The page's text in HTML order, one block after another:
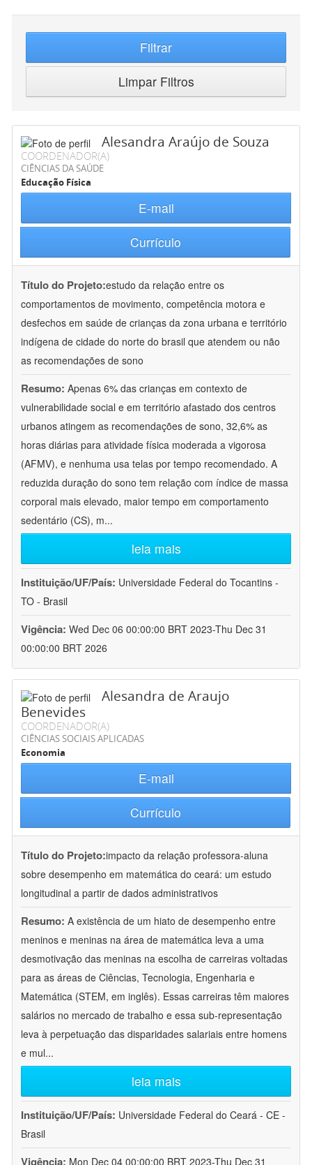
Filtrar
Limpar Filtros
Alesandra Araújo de Souza
COORDENADOR(A)
CIÊNCIAS DA SAÚDE
Educação Física
E-mail
Currículo
Título do Projeto:estudo da relação entre os
comportamentos de movimento, competência motora e
desfechos em saúde de crianças da zona urbana e território
indígena de cidade do norte do brasil que atendem ou não
as recomendações de sono
Resumo: Apenas 6% das crianças em contexto de
vulnerabilidade social e em território afastado dos centros
urbanos atingem as recomendações de sono, 32,6% as
horas diárias para atividade física moderada a vigorosa
(AFMV), e nenhuma usa telas por tempo recomendado. A
reduzida duração do sono tem relação com índice de massa
corporal mais elevado, maior tempo em comportamento
sedentário (CS), m...
leia mais
Instituição/UF/País: Universidade Federal do Tocantins -
TO - Brasil
Vigência: Wed Dec 06 00:00:00 BRT 2023-Thu Dec 31
00:00:00 BRT 2026
Alesandra de Araujo
Benevides
COORDENADOR(A)
CIÊNCIAS SOCIAIS APLICADAS
Economia
E-mail
Currículo
Título do Projeto:impacto da relação professora-aluna
sobre desempenho em matemática do ceará: um estudo
longitudinal a partir de dados administrativos
Resumo: A existência de um hiato de desempenho entre
meninos e meninas na área de matemática leva a uma
desmotivação das meninas na escolha de carreiras voltadas
para as áreas de Ciências, Tecnologia, Engenharia e
Matemática (STEM, em inglês). Essas carreiras têm maiores
salários no mercado de trabalho e essa sub-representação
leva à perpetuação das disparidades salariais entre homens
e mul...
leia mais
Instituição/UF/País: Universidade Federal do Ceará - CE -
Brasil
Vigência: Mon Dec 04 00:00:00 BRT 2023-Thu Dec 31